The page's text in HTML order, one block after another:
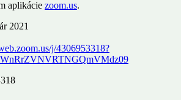
aplikácie zoom.us.
2021
j/4306953318?